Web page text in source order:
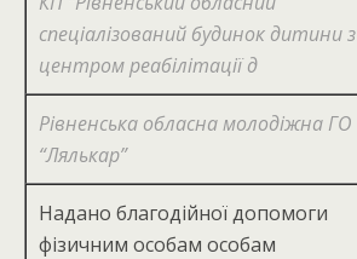
спеціалізований будинок дитини з
центром реабілітації д
Рівненська обласна молодіжна ГО
“Лялькар”
Надано благодійної допомоги
фізичним особам особам